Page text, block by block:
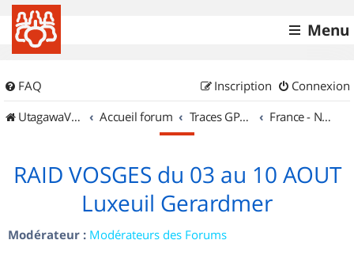
Menu
FAQ Connexion
Inscription
UtagawaVTT (Randos VTT et VTTAE avec traces GPS)
Accueil forum Traces GPS de randos VTT France - Nord Est
RAID VOSGES du 03 au 10 AOUT
Luxeuil Gerardmer
Modérateur : Modérateurs des Forums